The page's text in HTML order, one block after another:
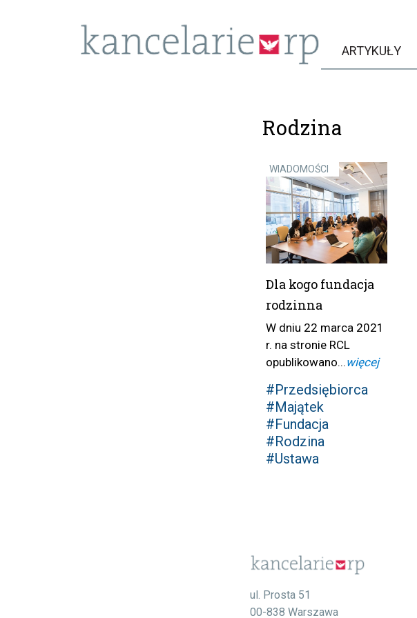
ARTYKUŁY
Rodzina
WIADOMOŚCI
Dla kogo fundacja
rodzinna
W dniu 22 marca 2021
r. na stronie RCL
opublikowano... więcej
#Przedsiębiorca
#Majątek
#Fundacja
#Rodzina
#Ustawa
ul. Prosta 51
00-838 Warszawa